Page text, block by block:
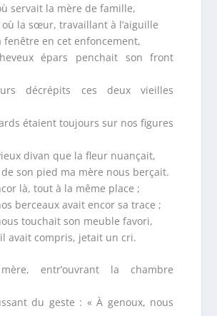
servait la mère de famille,
où la sœur, travaillant à l’aiguille
fenêtre en cet enfoncement,
épars penchait son front
décrépits ces deux vieilles
étaient toujours sur nos figures
divan que la fleur nuançait,
de son pied ma mère nous berçait.
là, tout à la même place ;
berceaux avait encor sa trace ;
touchait son meuble favori,
avait compris, jetait un cri.
entr’ouvrant la chambre
du geste : « À genoux, nous